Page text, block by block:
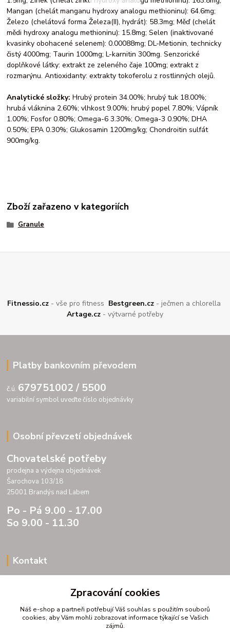
Mangan (chelát manganu hydroxy analogu methioninu): 64.6mg;
Železo (chelátová forma Železa(II), hydrát): 58.3mg; Měď (chelát
mědi hydroxy analogu methioninu): 15.8mg; Selen (inaktivované
kvasinky obohacené selenem): 0.00088mg; DL-Metionin, technicky
čistý 4000mg; Taurin 1000mg; L-karnitin 300mg. Senzorické
doplňkové látky: extrakt ze zeleného čaje 100mg; extrakt z
rozmarýnu. Antioxidanty: extrakty tokoferolu z rostlinných olejů.
Analytické složky: Hrubý protein 34.00%; hrubý tuk 18.00%;
hrubá vláknina 2.60%; vlhkost 9.00%; hrubý popel 7.80%; Vápník
1.00%; Fosfor 0.80%; Omega-6 3.30%; Omega-3 0.90%; DHA
0.50%; EPA 0.30%; Glukosamin 1200mg/kg; Chondroitin sulfát
900mg/kg.
Zboží zařazeno v kategoriích
Granule
Fitnessio.cz - vše pro fitness Bestgreen.cz - ječmen a chlorella
Artage.cz - výtvarné potřeby
Platby bankovním převodem
č.ú. 679751002 / 5500
variabilní symbol uveďte číslo objednávky
Osobní převzetí objednávek
Chovatelské potřeby
prodejna a výdejna objednávek
Šarochova 103/18
25001 Brandýs nad Labem
Po - Pá 9.00 - 17.00
So 9.00 - 11.30
Kontakt
DIC CZ07175833
Šarochova 103/18
Zpracování cookies
Náš e-shop a partneři potřebují Váš souhlas s použitím souborů
cookies, aby Vám mohli zobrazovat informace týkající se Vašich
zájmů.